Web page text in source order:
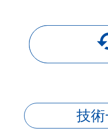
導入
技